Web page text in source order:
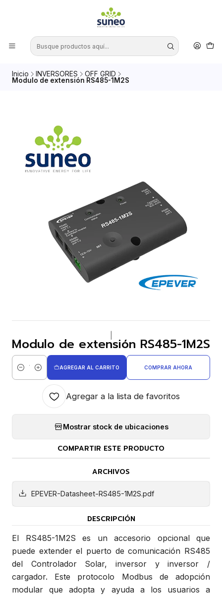
Inicio INVERSORES
OFF GRID
Modulo de extensión RS485-1M2S
Modulo de extensión RS485-1M2S
Cantidad
AGREGAR AL CARRITO COMPRAR AHORA
Agregar a la lista de favoritos
Mostrar stock de ubicaciones
COMPARTIR ESTE PRODUCTO
ARCHIVOS
EPEVER-Datasheet-RS485-1M2S.pdf
DESCRIPCIÓN
El RS485-1M2S es un accesorio opcional que
puede extender el puerto de comunicación RS485
del Controlador Solar, inversor y inversor /
cargador. Este protocolo Modbus de adopción
modular que adopta y ayuda a los usuarios a